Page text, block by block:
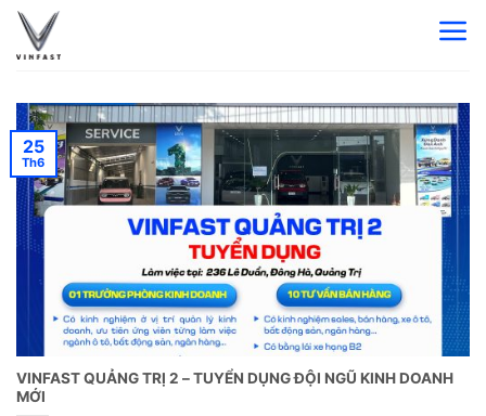
Bỏ
qua
nội
VINFAST QUẢNG TRỊ 2 – TUYỂN DỤNG ĐỘI NGŨ KINH DOANH
MỚI
25
Th6